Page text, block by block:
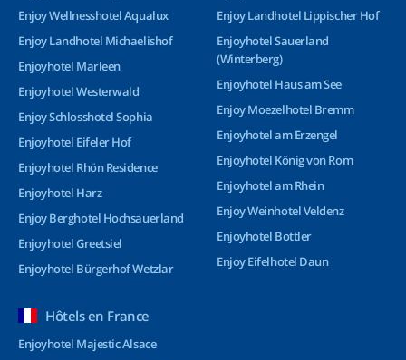
Enjoy Wellnesshotel Aqualux
Enjoy Landhotel Michaelishof
Enjoyhotel Marleen
Enjoyhotel Westerwald
Enjoy Schlosshotel Sophia
Enjoyhotel Eifeler Hof
Enjoyhotel Rhön Residence
Enjoyhotel Harz
Enjoy Berghotel Hochsauerland
Enjoyhotel Greetsiel
Enjoyhotel Bürgerhof Wetzlar
Enjoy Landhotel Lippischer Hof
Enjoyhotel Sauerland
(Winterberg)
Enjoyhotel Haus am See
Enjoy Moezelhotel Bremm
Enjoyhotel am Erzengel
Enjoyhotel König von Rom
Enjoyhotel am Rhein
Enjoy Weinhotel Veldenz
Enjoyhotel Bottler
Enjoy Eifelhotel Daun
Hôtels en France
Enjoyhotel Majestic Alsace